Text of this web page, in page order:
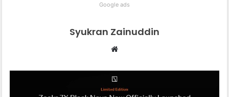
Google ads
Syukran Zainuddin